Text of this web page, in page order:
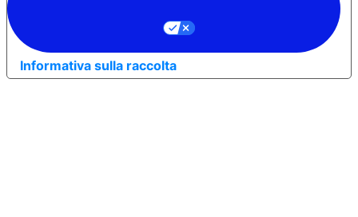
Informativa sulla raccolta